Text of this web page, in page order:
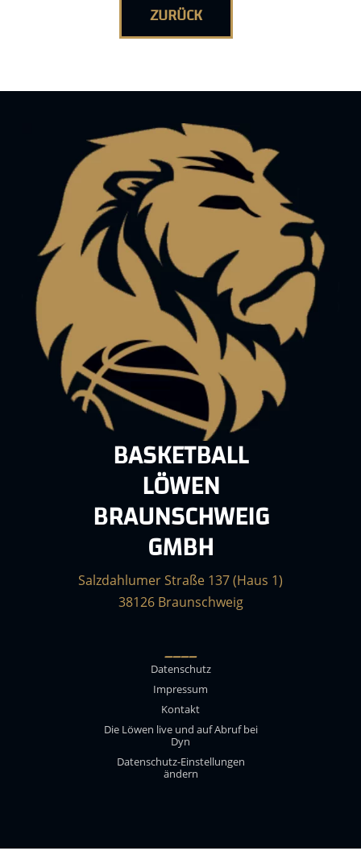
ZURÜCK
BASKETBALL
LÖWEN
BRAUNSCHWEIG
GMBH
Salzdahlumer Straße 137 (Haus 1)
38126 Braunschweig
____
Datenschutz
Impressum
Kontakt
Die Löwen live und auf Abruf bei
Dyn
Datenschutz-Einstellungen
ändern